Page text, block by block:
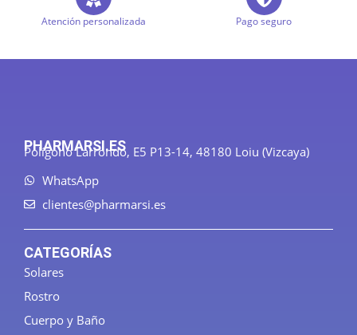
Atención personalizada Pago seguro
PHARMARSI.ES
Polígono Larrondo, E5 P13-14, 48180 Loiu (Vizcaya)
WhatsApp
clientes@pharmarsi.es
CATEGORÍAS
Solares
Rostro
Cuerpo y Baño